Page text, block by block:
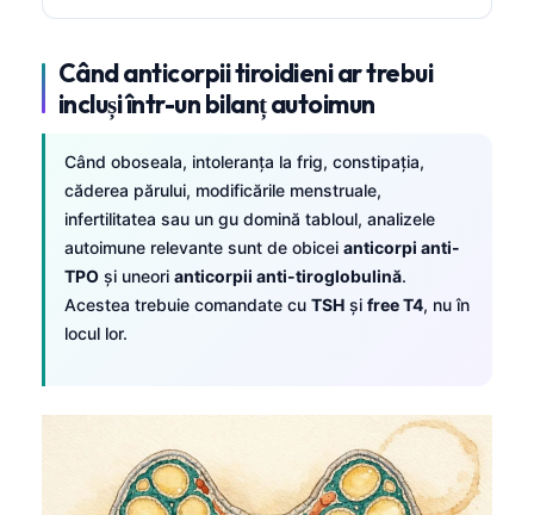
Când anticorpii tiroidieni ar trebui
incluși într-un bilanț autoimun
Când oboseala, intoleranța la frig, constipația,
căderea părului, modificările menstruale,
infertilitatea sau un gu domină tabloul, analizele
autoimune relevante sunt de obicei anticorpi anti-
TPO și uneori anticorpii anti-tiroglobulină.
Acestea trebuie comandate cu TSH şi free T4, nu în
locul lor.
Polski
বাংলা
اردو
मराठी
తెలుగు
தமிழ்
ગુજરાતી